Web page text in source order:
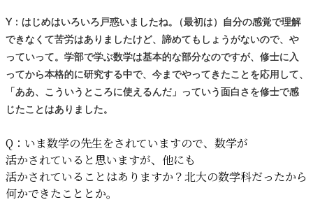
Y：はじめはいろいろ戸惑いましたね。
（最初は）自分の感覚で理解
できなくて苦労はありましたけど、諦めてもしょうがないので、や
っていって。学部で学ぶ数学は基本的な部分なのですが、修士に入
ってから本格的に研究する中で、今までやってきたことを応用して、
「ああ、こういうところに使えるんだ」っていう面白さを修士で感
じたことはありました。
Q： いま数学の先生をされていますので、 数学が
活かされていると思いますが、 他にも
活かされていることはありますか？北大の数学科だったから
何かできたこととか。